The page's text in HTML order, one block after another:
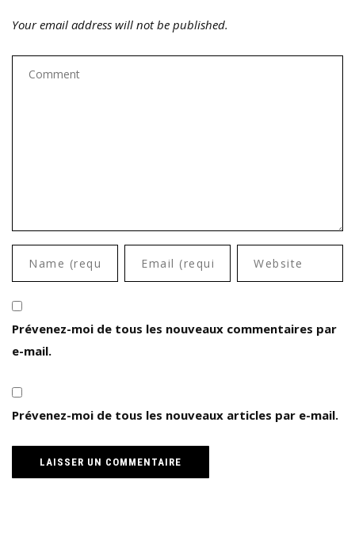
Your email address will not be published.
Prévenez-moi de tous les nouveaux commentaires par
e-mail.
Prévenez-moi de tous les nouveaux articles par e-mail.